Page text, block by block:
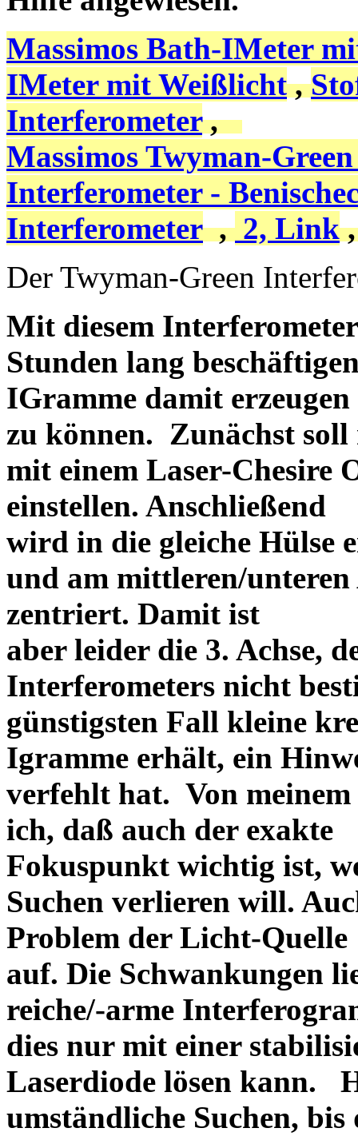
Massimos Bath-IMeter
IMeter mit Weißlicht,
Interferometer,
Massimos Twyman-
Interferometer -
Interferometer, 2, Link
Der Twyman-Green
Mit diesem
Stunden lang
IGramme damit erzeugen
zu können. Zunächst
mit einem Laser-Chesire
einstellen. Anschließend
wird in die gleiche Hülse
und am mittleren/
zentriert. Damit ist
aber leider die 3. Achse,
Interferometers nicht
günstigsten Fall kleine
Igramme erhält, ein
verfehlt hat. Von meinem
ich, daß auch der exakte
Fokuspunkt wichtig ist,
Suchen verlieren will.
Problem der Licht-Quelle
auf. Die Schwankungen
reiche/-arme
dies nur mit einer
Laserdiode lösen kann.
umständliche Suchen,